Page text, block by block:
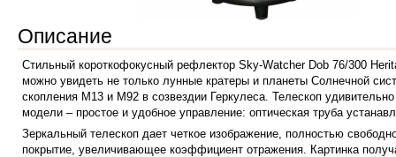
Описание
Стильный короткофокусный рефлектор Sky-Watcher Dob 76/300
можно увидеть не только лунные кратеры и планеты Солнечной
скопления М13 и М92 в созвездии Геркулеса. Телескоп
модели – простое и удобное управление: оптическая труба
Зеркальный телескоп дает четкое изображение, полностью
покрытие, увеличивающее коэффициент отражения. Картинка